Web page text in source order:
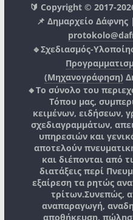
🔰 Copyright © 2017-
📌 Δημαρχείο
🔹Σχεδιασμός-
(Μηχανογράφηση)
🔸Το σύνολο του
Τόπου μας,
κειμένων, ειδήσεων,
σχεδιαγραμμάτων,
υπηρεσιών και
αποτελούν
και διέπονται από
διατάξεις περί
εξαίρεση τα ρητώς
τρίτων.Συνεπώς,
αναπαραγωγή,
αποθήκευση,